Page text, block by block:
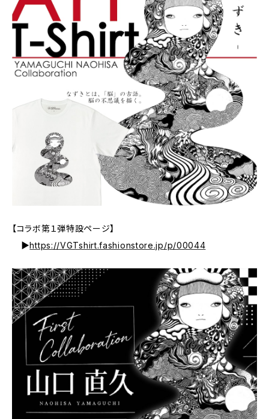
【コラボ第１弾特設ページ】
▶https://VGTshirt.fashionstore.jp/p/00044